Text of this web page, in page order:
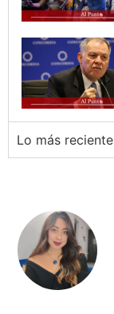
Lo más reciente